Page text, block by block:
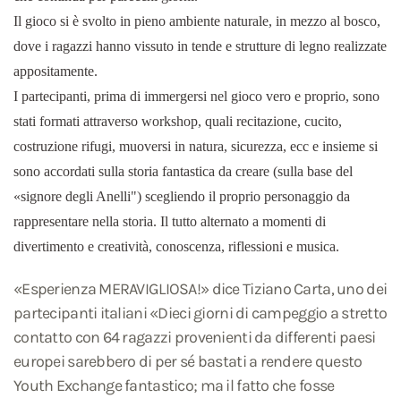
Il gioco si è svolto in pieno ambiente naturale, in mezzo al bosco,
dove i ragazzi hanno vissuto in tende e strutture di legno realizzate
appositamente.
I partecipanti, prima di immergersi nel gioco vero e proprio, sono
stati formati attraverso workshop, quali recitazione, cucito,
costruzione rifugi, muoversi in natura, sicurezza, ecc e insieme si
sono accordati sulla storia fantastica da creare (sulla base del
«signore degli Anelli") scegliendo il proprio personaggio da
rappresentare nella storia. Il tutto alternato a momenti di
divertimento e creatività, conoscenza, riflessioni e musica.
«Esperienza MERAVIGLIOSA!» dice Tiziano Carta, uno dei
partecipanti italiani «Dieci giorni di campeggio a stretto
contatto con 64 ragazzi provenienti da differenti paesi
europei sarebbero di per sé bastati a rendere questo
Youth Exchange fantastico; ma il fatto che fosse